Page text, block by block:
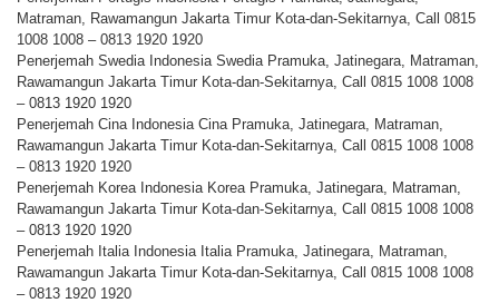
Matraman, Rawamangun Jakarta Timur Kota-dan-Sekitarnya, Call 0815
1008 1008 – 0813 1920 1920
Penerjemah Swedia Indonesia Swedia Pramuka, Jatinegara, Matraman,
Rawamangun Jakarta Timur Kota-dan-Sekitarnya, Call 0815 1008 1008
– 0813 1920 1920
Penerjemah Cina Indonesia Cina Pramuka, Jatinegara, Matraman,
Rawamangun Jakarta Timur Kota-dan-Sekitarnya, Call 0815 1008 1008
– 0813 1920 1920
Penerjemah Korea Indonesia Korea Pramuka, Jatinegara, Matraman,
Rawamangun Jakarta Timur Kota-dan-Sekitarnya, Call 0815 1008 1008
– 0813 1920 1920
Penerjemah Italia Indonesia Italia Pramuka, Jatinegara, Matraman,
Rawamangun Jakarta Timur Kota-dan-Sekitarnya, Call 0815 1008 1008
– 0813 1920 1920